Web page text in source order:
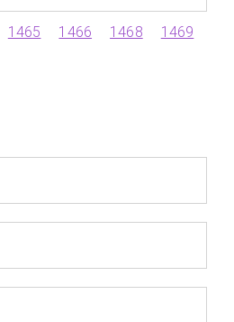
1465 1466 1468
1469